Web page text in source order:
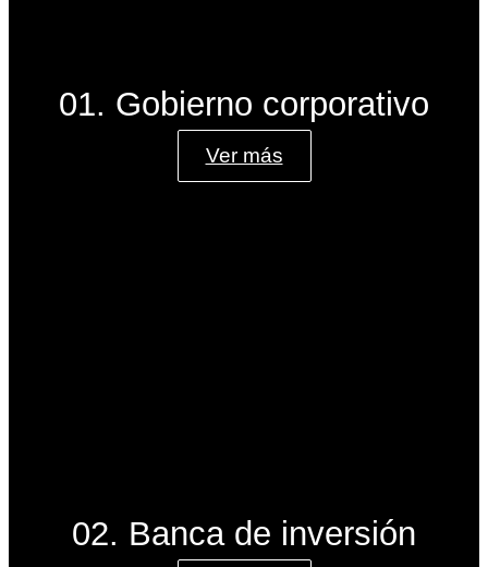
01. Gobierno corporativo
Ver más
02. Banca de inversión